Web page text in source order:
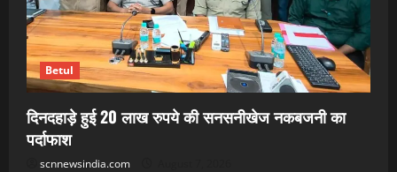
Betul
दिनदहाड़े हुई 20 लाख रुपये की सनसनीखेज नकबजनी का
पर्दाफाश
scnnewsindia.com